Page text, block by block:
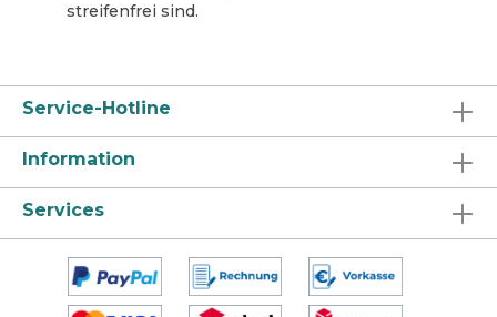
streifenfrei sind.
Service-Hotline
Information
Services